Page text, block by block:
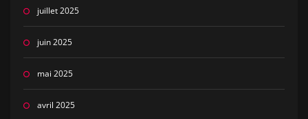
juillet 2025
juin 2025
mai 2025
avril 2025